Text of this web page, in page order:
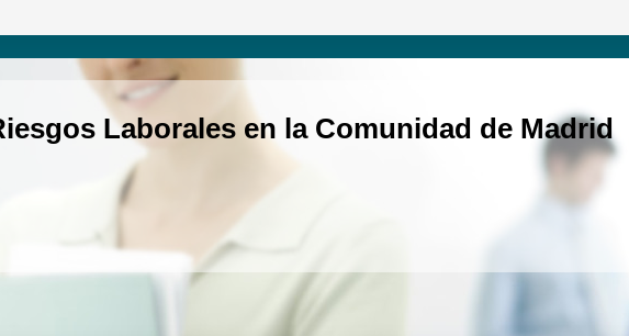
Laborales en la Comunidad de Madrid